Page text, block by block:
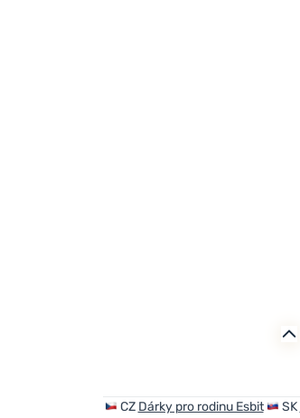
CZ Dárky pro rodinu Esbit SK